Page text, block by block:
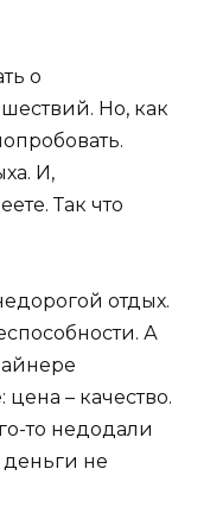
о
Но, как
И,
Так что
отдых.
А
– качество.
то недодали
не